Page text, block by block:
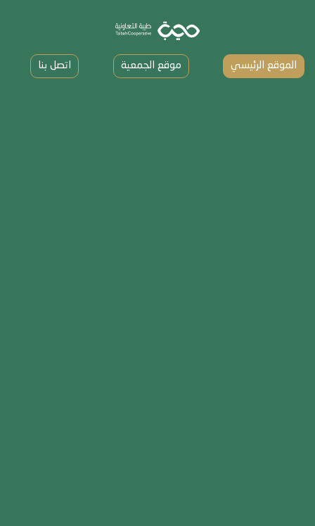
الموقع الرئيسي موقع الجمعية اتصل بنا